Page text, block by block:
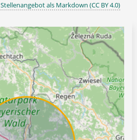
Stellenangebot als Markdown (CC BY 4.0)